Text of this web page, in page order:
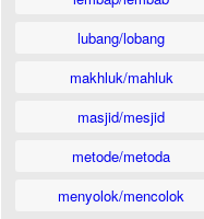
lubang/lobang
makhluk/mahluk
masjid/mesjid
metode/metoda
menyolok/mencolok